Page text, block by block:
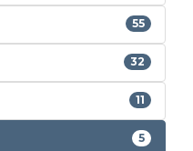
55
32
11
5